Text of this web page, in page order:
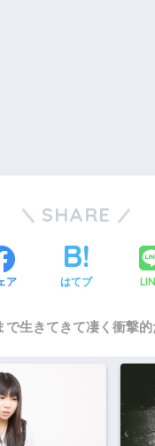
SHARE
ア はてブ
で生きてきて凄く衝撃